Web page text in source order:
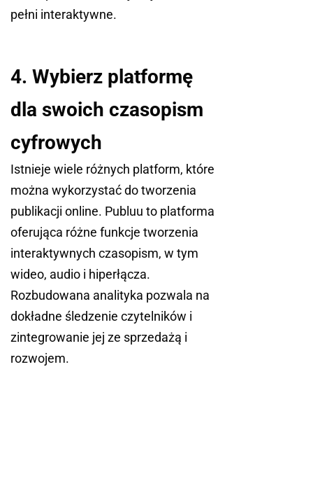
pełni interaktywne.
4. Wybierz platformę
dla swoich czasopism
cyfrowych
Istnieje wiele różnych platform, które
można wykorzystać do tworzenia
publikacji online. Publuu to platforma
oferująca różne funkcje tworzenia
interaktywnych czasopism, w tym
wideo, audio i hiperłącza.
Rozbudowana analityka pozwala na
dokładne śledzenie czytelników i
zintegrowanie jej ze sprzedażą i
rozwojem.